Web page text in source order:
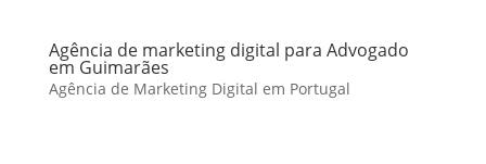
Agência de marketing digital para Advogado
em Guimarães
Agência de Marketing Digital em Portugal